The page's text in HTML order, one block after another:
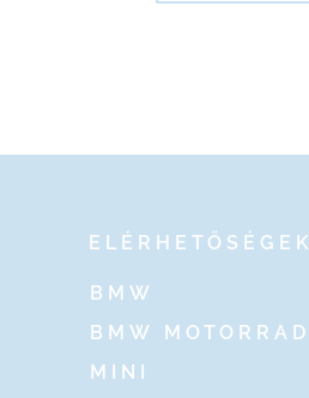
ELÉRHETŐSÉGEK
BMW
BMW MOTORRAD
MINI